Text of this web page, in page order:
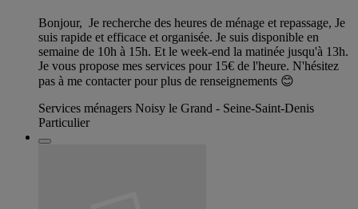
Bonjour, Je recherche des heures de ménage et repassage, Je
suis rapide et efficace et organisée. Je suis disponible en
semaine de 10h à 15h. Et le week-end la matinée jusqu'à 13h.
Je vous propose mes services pour 15€ de l'heure. N'hésitez
pas à me contacter pour plus de renseignements 😊
Services ménagers Noisy le Grand - Seine-Saint-Denis
Particulier